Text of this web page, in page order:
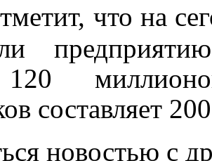
что на
составляет
новостью с